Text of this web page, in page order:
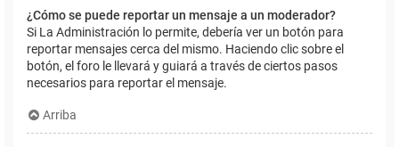
¿Cómo se puede reportar un mensaje a un moderador?
Si La Administración lo permite, debería ver un botón para
reportar mensajes cerca del mismo. Haciendo clic sobre el
botón, el foro le llevará y guiará a través de ciertos pasos
necesarios para reportar el mensaje.
Arriba